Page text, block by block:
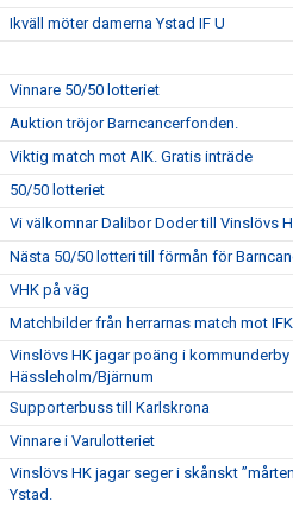
Ikväll möter damerna Ystad IF U
Vinnare 50/50 lotteriet
Auktion tröjor Barncancerfonden.
Viktig match mot AIK. Gratis inträde
50/50 lotteriet
Vi välkomnar Dalibor Doder till Vinslövs
Nästa 50/50 lotteri till förmån för
VHK på väg
Matchbilder från herrarnas match mot
Vinslövs HK jagar poäng i
Hässleholm/Bjärnum
Supporterbuss till Karlskrona
Vinnare i Varulotteriet
Vinslövs HK jagar seger i skånskt
Ystad.